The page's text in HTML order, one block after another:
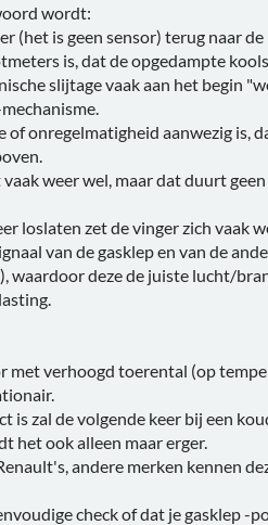
wordt:
(het is geen sensor) terug naar
is, dat de opgedampte
slijtage vaak aan het begin
of onregelmatigheid aanwezig is,
weer wel, maar dat duurt
loslaten zet de vinger zich vaak
van de gasklep en van de
waardoor deze de juiste lucht/
met verhoogd toerental (op
is zal de volgende keer bij een
het ook alleen maar erger.
andere merken kennen
check of dat je gasklep